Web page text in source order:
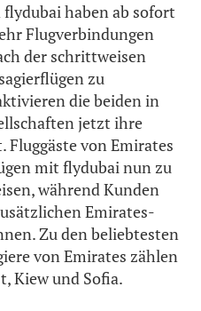
haben ab sofort
Flugverbindungen
der schrittweisen
zu
die beiden in
jetzt ihre
von Emirates
mit flydubai nun zu
während Kunden
Emirates-
Zu den beliebtesten
von Emirates zählen
Kiew und Sofia.